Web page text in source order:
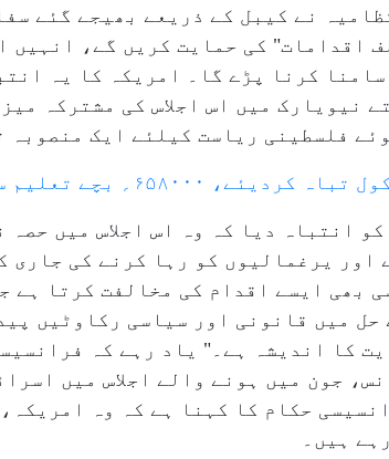
نے کیبل کے ذریعے بھیجے گئے
اقدامات" کی حمایت کریں گے، انہیں
کرنا پڑے گا۔ امریکہ کا یہ
نیویارک میں اس اجلاس کی مشترکہ
فلسطینی ریاست کیلئے ایک منصوبہ
انتباہ دیا کہ وہ اس اجلاس میں حصہ
اور یرغمالیوں کو رہا کرنے کی جاری
بھی ایسے اقدام کی مخالفت کرتا ہے
میں قانونی اور سیاسی رکاوٹیں
کا اندیشہ ہے۔" یاد رہے کہ
جون میں ہونے والے اجلاس میں
حکام کا کہنا ہے کہ وہ
ہیں۔